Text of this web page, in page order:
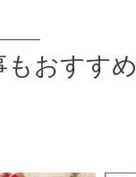
もおすすめ